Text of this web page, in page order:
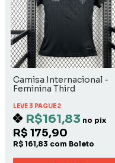
Camisa Internacional -
Feminina Third
LEVE 3 PAGUE 2
R$161,83 no pix
R$ 175,90
R$ 161,83 com Boleto